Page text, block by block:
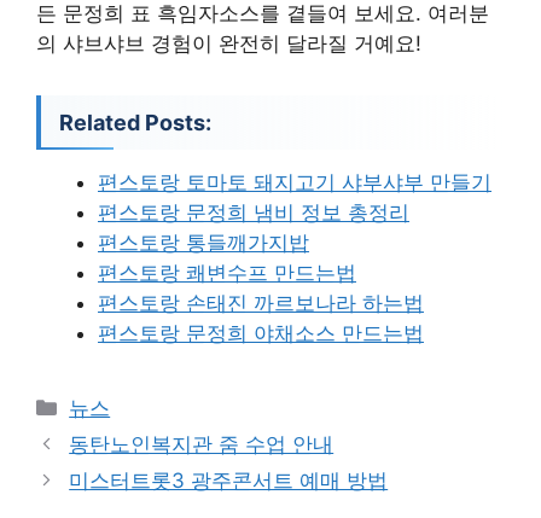
든 문정희 표 흑임자소스를 곁들여 보세요. 여러분
의 샤브샤브 경험이 완전히 달라질 거예요!
Related Posts:
편스토랑 토마토 돼지고기 샤부샤부 만들기
편스토랑 문정희 냄비 정보 총정리
편스토랑 통들깨가지밥
편스토랑 쾌변수프 만드는법
편스토랑 손태진 까르보나라 하는법
편스토랑 문정희 야채소스 만드는법
카
테
리
뉴스
동탄노인복지관 줌 수업 안내
미스터트롯3 광주콘서트 예매 방법